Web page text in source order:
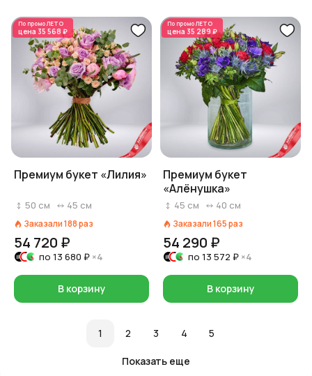
По промоЛЕТО
цена 35 568 ₽
Премиум букет «Лилия»
50 см 45 см
Заказали188раз
54 720 ₽
по 13 680 ₽ ×4
В корзину
По промоЛЕТО
цена 35 289 ₽
Премиум букет
«Алёнушка»
45 см 40 см
Заказали165раз
54 290 ₽
по 13 572 ₽ ×4
В корзину
1 2 3 4 5
Показать еще